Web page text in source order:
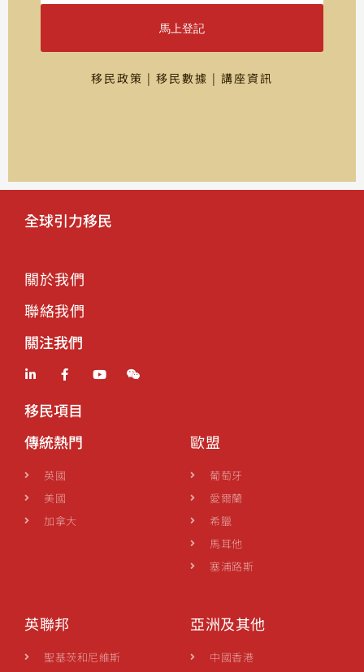
馬上登記
移民政策 | 移民數據 | 講座資訊
全球引力移民
關於我們
聯絡我們
關注我們
移民項目
傳統熱門
英國
美國
加拿大
歐盟
葡萄牙
愛爾蘭
希臘
馬耳他
塞浦路斯
英聯邦
聖基茨和尼維斯
亞洲及其他
中國香港